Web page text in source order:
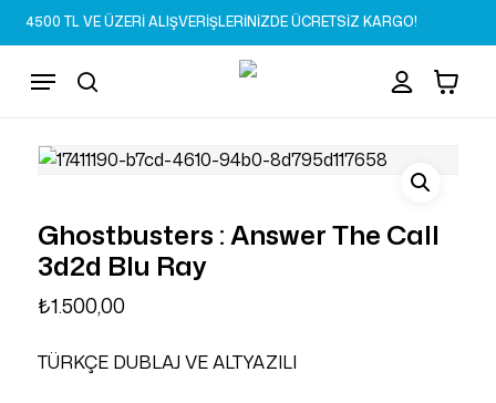
Skip
to
content
4500 TL VE ÜZERİ ALIŞVERİŞLERİNİZDE ÜCRETSİZ KARGO!
search
Menu Sepet Close
Cart
Ghostbusters : Answer The Call
3d2d Blu Ray
₺1.500,00
TÜRKÇE DUBLAJ VE ALTYAZILI